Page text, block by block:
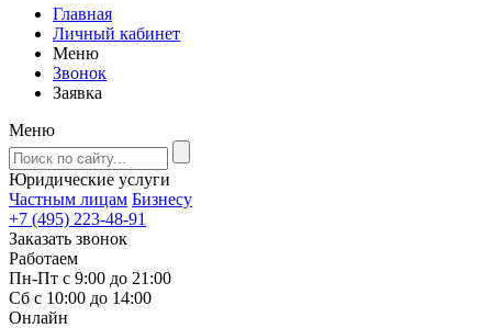
Главная
Личный кабинет
Меню
Звонок
Заявка
Меню
Юридические услуги
Частным лицам Бизнесу
+7 (495) 223-48-91
Заказать звонок
Работаем
Пн-Пт с 9:00 до 21:00
Сб с 10:00 до 14:00
Онлайн